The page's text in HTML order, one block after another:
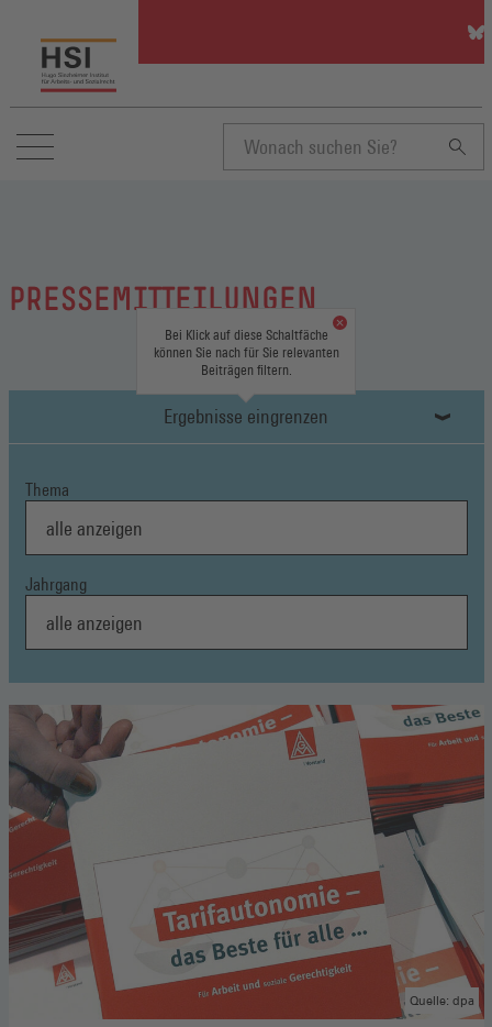
HSI
auf
in
PRESSEMITTEILUNGEN
Ergebnisse eingrenzen
Bei Klick auf diese Schaltfäche
können Sie nach für Sie relevanten
Beiträgen filtern.
Thema
Jahrgang
Quelle: dpa